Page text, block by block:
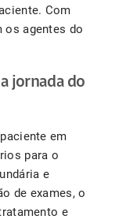
Com
os agentes do
jornada do
em
para o
e
de exames, o
e